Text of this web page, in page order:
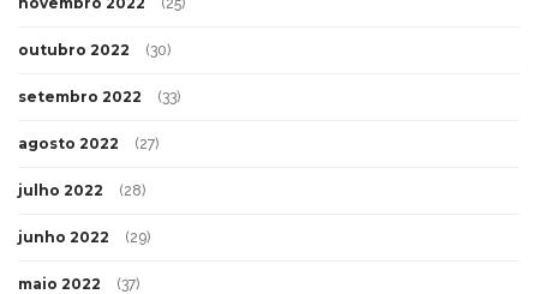
(25)
outubro 2022 (30)
setembro 2022 (33)
agosto 2022 (27)
julho 2022 (28)
junho 2022 (29)
maio 2022 (37)